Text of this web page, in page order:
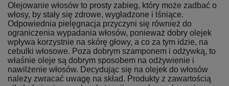
Olejowanie włosów to prosty zabieg, który może zadbać o
włosy, by stały się zdrowe, wygładzone i lśniące.
Odpowiednia pielęgnacja przyczyni się również do
ograniczenia wypadania włosów, ponieważ dobry olejek
wpływa korzystnie na skórę głowy, a co za tym idzie, na
cebulki włosowe. Poza dobrym szamponem i odżywką, to
właśnie oleje są dobrym sposobem na odżywienie i
nawilżenie włosów. Decydując się na olejek do włosów
należy zwracać uwagę na skład. Produkty z zawartością